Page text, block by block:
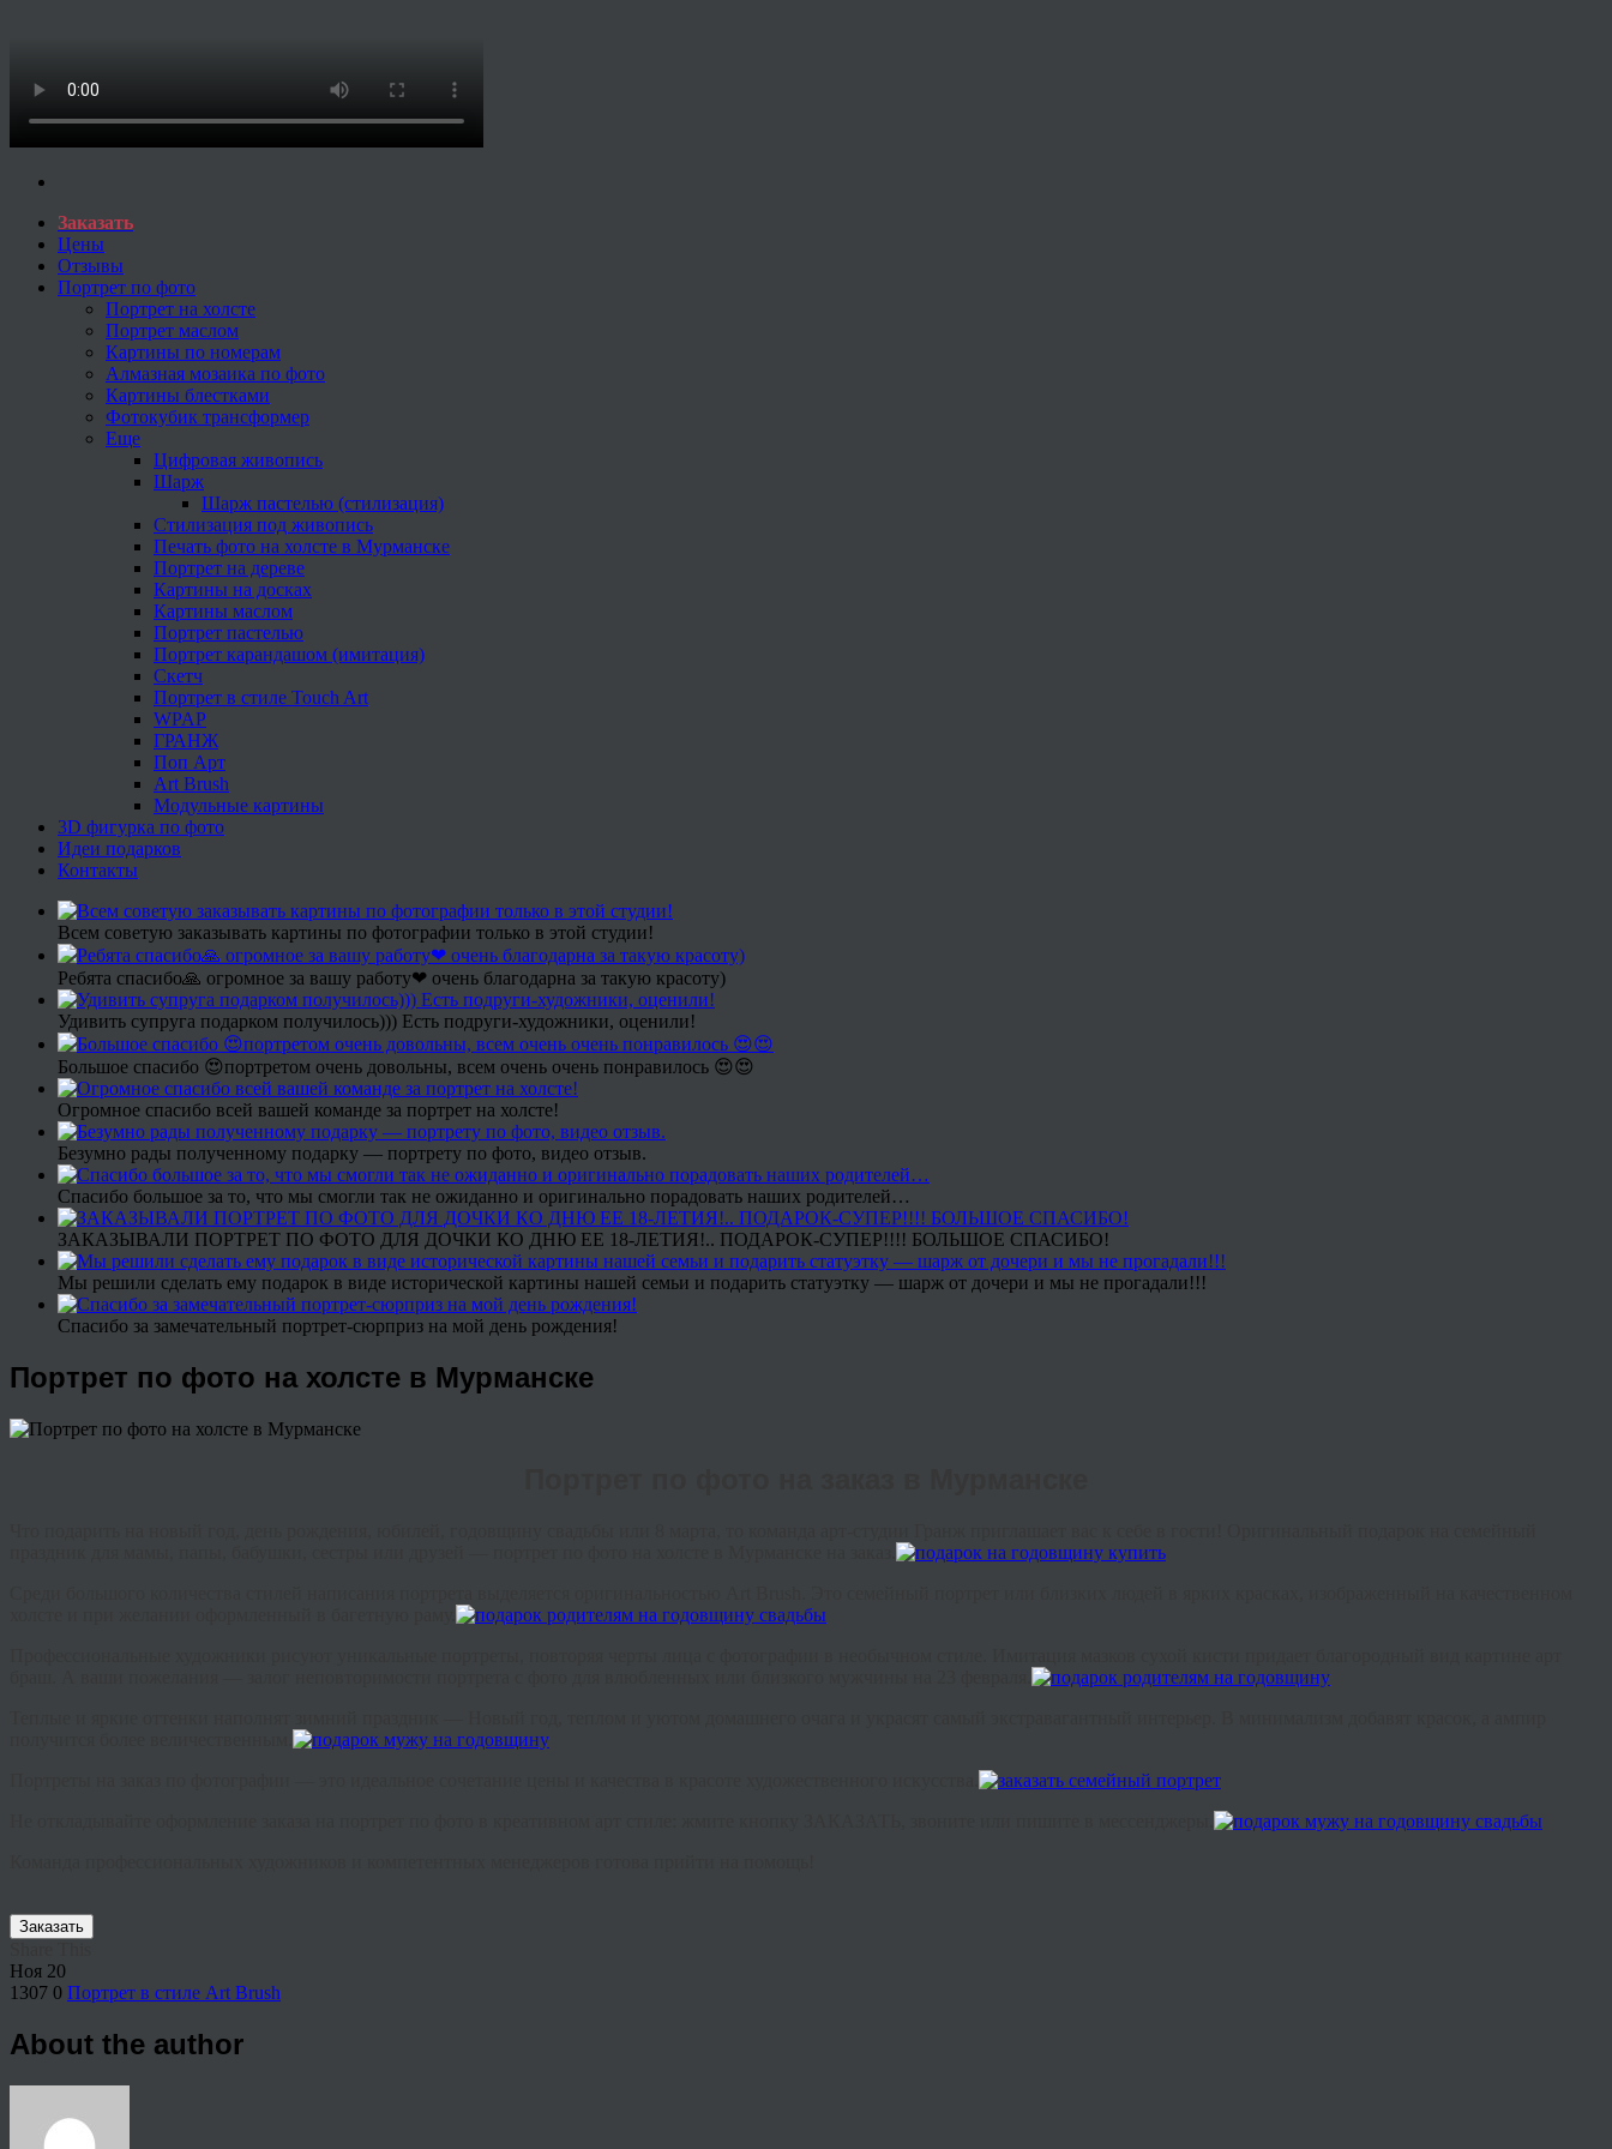
Заказать
Цены
Отзывы
Портрет по фото
Портрет на холсте
Портрет маслом
Картины по номерам
Алмазная мозаика по фото
Картины блестками
Фотокубик трансформер
Еще
Цифровая живопись
Шарж
Шарж пастелью (стилизация)
Стилизация под живопись
Печать фото на холсте в Мурманске
Портрет на дереве
Картины на досках
Картины маслом
Портрет пастелью
Портрет карандашом (имитация)
Скетч
Портрет в стиле Touch Art
WPAP
ГРАНЖ
Поп Арт
Art Brush
Модульные картины
3D фигурка по фото
Идеи подарков
Контакты
Всем советую заказывать картины по фотографии только в этой студии!
Ребята спасибо🙏 огромное за вашу работу❤ очень благодарна за такую красоту)
Удивить супруга подарком получилось))) Есть подруги-художники, оценили!
Большое спасибо 😍портретом очень довольны, всем очень очень понравилось 😍😍
Огромное спасибо всей вашей команде за портрет на холсте!
Безумно рады полученному подарку — портрету по фото, видео отзыв.
Спасибо большое за то, что мы смогли так не ожиданно и оригинально порадовать наших родителей…
ЗАКАЗЫВАЛИ ПОРТРЕТ ПО ФОТО ДЛЯ ДОЧКИ КО ДНЮ ЕЕ 18-ЛЕТИЯ!.. ПОДАРОК-СУПЕР!!!! БОЛЬШОЕ СПАСИБО!
Мы решили сделать ему подарок в виде исторической картины нашей семьи и подарить статуэтку — шарж от дочери и мы не прогадали!!!
Спасибо за замечательный портрет-сюрприз на мой день рождения!
Портрет по фото на холсте в Мурманске
Заказать
Ноя 20
1307 0 Портрет в стиле Art Brush
About the author